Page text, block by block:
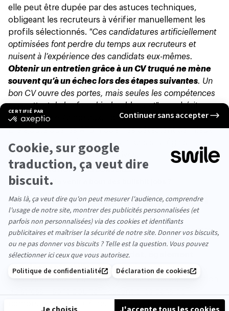
elle peut être dupée par des astuces techniques,
obligeant les recruteurs à vérifier manuellement les
profils sélectionnés. "Ces candidatures artificiellement
optimisées font perdre du temps aux recruteurs et
nuisent à l’expérience des candidats eux-mêmes.
Obtenir un entretien grâce à un CV truqué ne mène
souvent qu’à un échec lors des étapes suivantes. Un
bon CV ouvre des portes, mais seules les compétences
permettent de les franchir durablement",renchérit
Marie-Sophie Zambeaux, Fondatrice de ReThink RH.
Elle ajoute que les ATS modernes détectent de mieux
en mieux ces pratiques, rendant ces stratégies
inefficaces et contre-productives.
LA RÉDACTION VOUS CONSEILLE
L’IA peut-elle venir à bout des bullshit jobs ?
Petit humain, on a encore besoin
de toi !
L’une des principales critiques adressées à l’encontre
de l’IAconcerneson incapacité à évaluer les
qualités humaines d’un candidat, également
appelées soft skills.Ces compétences – comme la
créativité, la communication, la résilience ou la gestion